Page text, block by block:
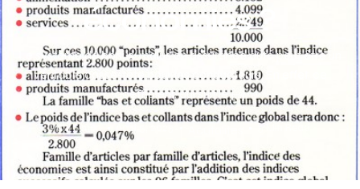
économies ?
Le système de bonus-malus en assurance auto peut être un
véritable casse-tête pour les conducteurs. En effet, ce
coefficient, qui suit le […]
Paul Simon Août 5, 2025 5 Min Read